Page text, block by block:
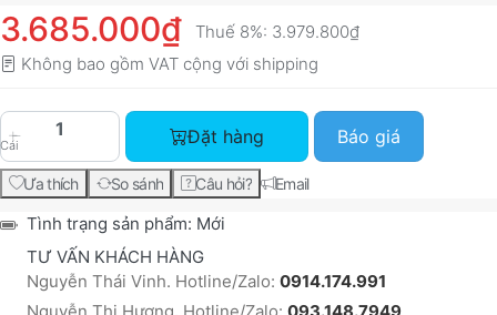
3.685.000₫ Thuế 8%: 3.979.800₫
Không bao gồm VAT cộng với shipping
Cái
HP 91 Light Magenta and Light Cyan
Đặt hàng Báo giá
Ưa thích So sánh Câu hỏi? Email
Tình trạng sản phẩm: Mới
TƯ VẤN KHÁCH HÀNG
Nguyễn Thái Vinh. Hotline/Zalo: 0914.174.991